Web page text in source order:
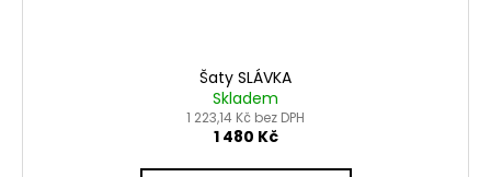
Šaty SLÁVKA
Skladem
1 223,14 Kč bez DPH
1 480 Kč